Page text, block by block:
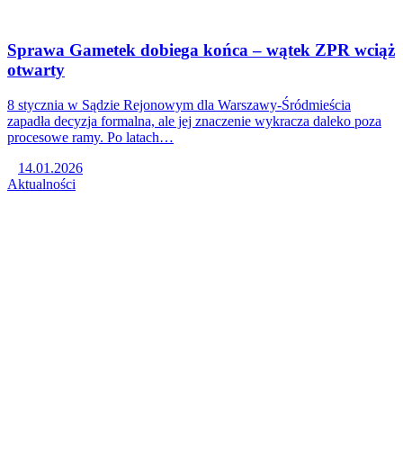
Sprawa Gametek dobiega końca – wątek ZPR wciąż
otwarty
8 stycznia w Sądzie Rejonowym dla Warszawy-Śródmieścia
zapadła decyzja formalna, ale jej znaczenie wykracza daleko poza
procesowe ramy. Po latach…
14.01.2026
Aktualności